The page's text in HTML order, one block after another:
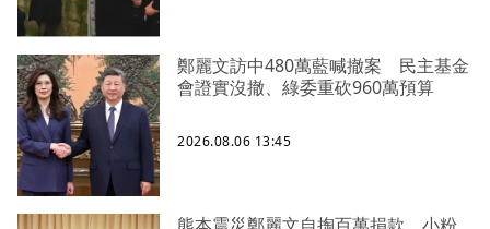
鄭麗文訪中480萬藍喊撤案 民主基金
會證實沒撤、綠委重砍960萬預算
2026.08.06 13:45